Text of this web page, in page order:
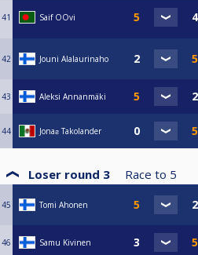
41 Saif OOvi
42 Jouni Alalaurinaho
43 Aleksi Annanmäki
44 Jonaƨ Takolander
Loser round 3 Race to 5
45 Tomi Ahonen
46 Samu Kivinen